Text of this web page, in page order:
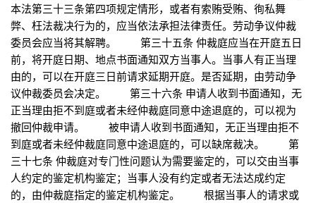
本法第三十三条第四项规定情形，或者有索贿受贿、徇私舞
弊、枉法裁决行为的，应当依法承担法律责任。劳动争议仲裁
委员会应当将其解聘。 第三十五条 仲裁庭应当在开庭五日
前，将开庭日期、地点书面通知双方当事人。当事人有正当理
由的，可以在开庭三日前请求延期开庭。是否延期，由劳动争
议仲裁委员会决定。 第三十六条 申请人收到书面通知，无
正当理由拒不到庭或者未经仲裁庭同意中途退庭的，可以视为
撤回仲裁申请。 被申请人收到书面通知，无正当理由拒不
到庭或者未经仲裁庭同意中途退庭的，可以缺席裁决。 第
三十七条 仲裁庭对专门性问题认为需要鉴定的，可以交由当事
人约定的鉴定机构鉴定；当事人没有约定或者无法达成约定
的，由仲裁庭指定的鉴定机构鉴定。 根据当事人的请求或